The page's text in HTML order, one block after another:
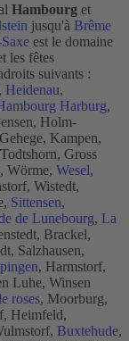
Hambourg et
jusqu'à Brême
est le domaine
les fêtes
suivants :
, Heidenau,
Harburg,
Holm-
Kampen,
Gross
Wörme, Wesel,
Wistedt,
Sittensen,
de Lunebourg, La
Brackel,
Salzhausen,
, Harmstorf,
Luhe, Winsen
roses, Moorburg,
Heimfeld,
Buxtehude,